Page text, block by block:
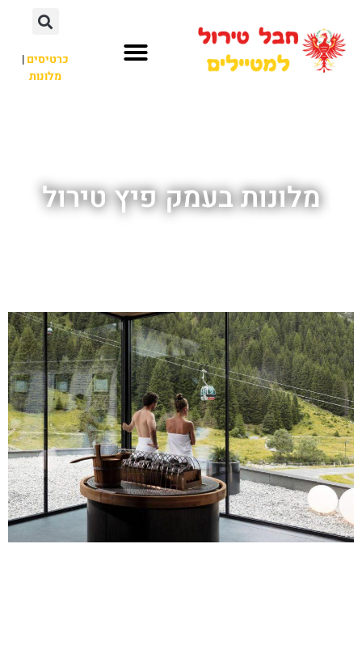
כרטיסים|
מלונות
מלונות בעמק פיץ טירול